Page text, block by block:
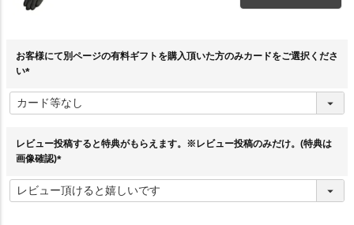
お客様にて別ページの有料ギフトを購入頂いた方のみカードをご選択くださ
い
必
須
レビュー投稿すると特典がもらえます。※レビュー投稿のみだけ。(特典は
画像確認)
必
須